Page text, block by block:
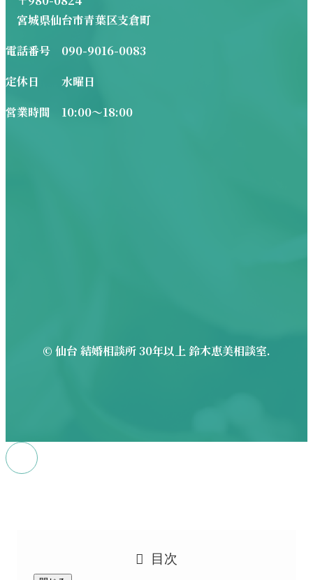
宮城県仙台市青葉区支倉町
電話番号 090-9016-0083
定休日 水曜日
営業時間 10:00～18:00
© 仙台 結婚相談所 30年以上 鈴木恵美相談室.
目次